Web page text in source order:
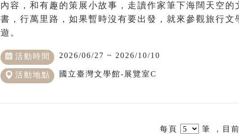
內容，和有趣的策展小故事，走讀作家筆下海闊天空的
書，行萬里路，如果暫時沒有要出發，就來參觀旅行文
遊。
活動時間 2026/06/27 ~ 2026/10/10
活動地點 國立臺灣文學館-展覽室C
每頁 筆 ，目